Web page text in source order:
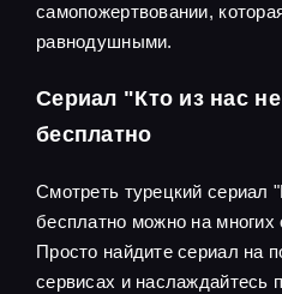
самопожертвовании,
равнодушными.
Сериал "Кто из нас
бесплатно
Смотреть турецкий сериал
бесплатно можно на
Просто найдите сериал на
сервисах и наслаждайтесь